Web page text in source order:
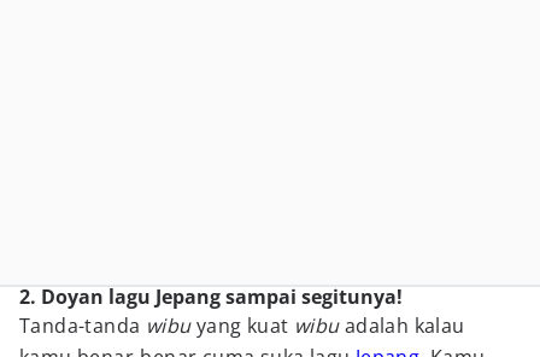
2. Doyan lagu Jepang sampai segitunya!
Tanda-tanda wibuyang kuat wibuadalah kalau